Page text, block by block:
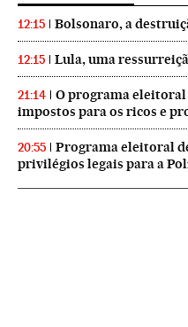
12:15 Bolsonaro, a
12:15 Lula, uma
21:14
O programa eleitoral
impostos para os ricos e
20:55
Programa eleitoral
privilégios legais para a